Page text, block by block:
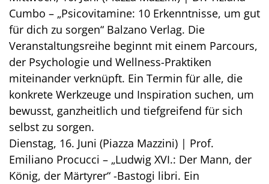
Cumbo – „Psicovitamine: 10 Erkenntnisse, um gut
für dich zu sorgen“ Balzano Verlag. Die
Veranstaltungsreihe beginnt mit einem Parcours,
der Psychologie und Wellness-Praktiken
miteinander verknüpft. Ein Termin für alle, die
konkrete Werkzeuge und Inspiration suchen, um
bewusst, ganzheitlich und tiefgreifend für sich
selbst zu sorgen.
Dienstag, 16. Juni (Piazza Mazzini) | Prof.
Emiliano Procucci – „Ludwig XVI.: Der Mann, der
König, der Märtyrer“ -Bastogi libri. Ein